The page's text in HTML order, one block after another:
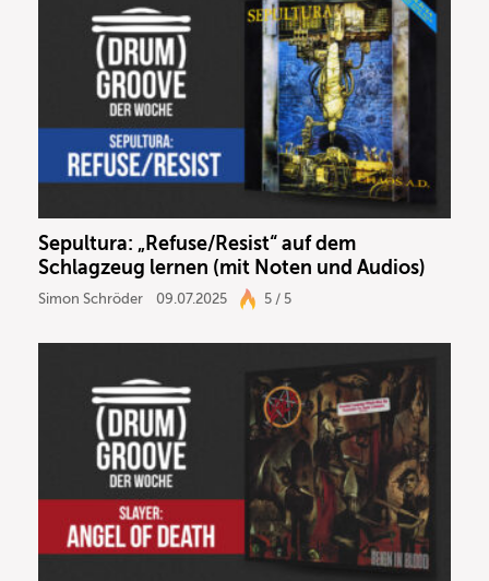
Sepultura: „Refuse/Resist“ auf dem
Schlagzeug lernen (mit Noten und Audios)
Simon Schröder 09.07.2025 5 / 5